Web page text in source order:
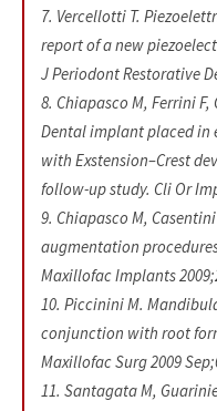
7. Vercellotti T.
report of a new
J Periodont Restorative
8. Chiapasco M, Ferrini
Dental implant placed in
with Exstension–Crest
follow-up study. Cli Or
9. Chiapasco M,
augmentation
Maxillofac Implants
10. Piccinini M.
conjunction with root
Maxillofac Surg 2009
11. Santagata M,